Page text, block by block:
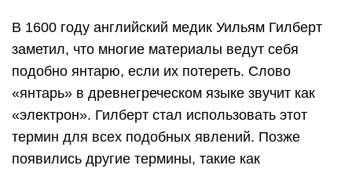
В 1600 году английский медик Уильям Гилберт
заметил, что многие материалы ведут себя
подобно янтарю, если их потереть. Слово
«янтарь» в древнегреческом языке звучит как
«электрон». Гилберт стал использовать этот
термин для всех подобных явлений. Позже
появились другие термины, такие как